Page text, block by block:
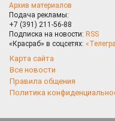
Архив материалов
Подача рекламы:
+7 (391) 211-56-88
Подписка на новости: RSS
«Красраб» в соцсетях:
Карта сайта
Все новости
Правила общения
Политика